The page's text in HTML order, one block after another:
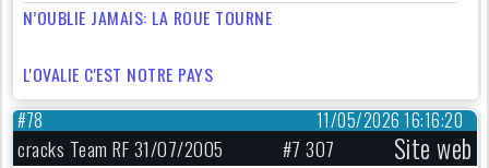
N’OUBLIE JAMAIS: LA ROUE TOURNE
L'OVALIE C'EST NOTRE PAYS
11/05/2026 16:16:20
#78
cracks Team RF 31/07/2005 #7 307 Site web